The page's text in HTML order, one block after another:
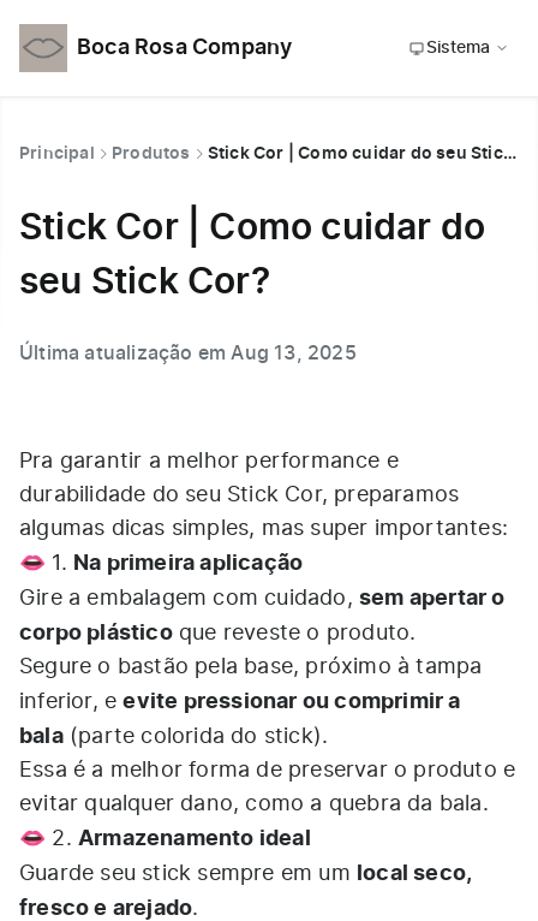
Boca Rosa Company Sistema
Principal Produtos Stick Cor | Como cuidar do seu Stick Cor?
Stick Cor | Como cuidar do
seu Stick Cor?
Última atualização em Aug 13, 2025
Pra garantir a melhor performance e
durabilidade do seu Stick Cor, preparamos
algumas dicas simples, mas super importantes:
👄 1. Na primeira aplicação
Gire a embalagem com cuidado, sem apertar o
corpo plásticoque reveste o produto.
Segure o bastão pela base, próximo à tampa
inferior, eevite pressionar ou comprimir a
bala(parte colorida do stick).
Essa é a melhor forma de preservar o produto e
evitar qualquer dano, como a quebra da bala.
👄 2.Armazenamento ideal
Guarde seu stick sempre em um local seco,
fresco e arejado.